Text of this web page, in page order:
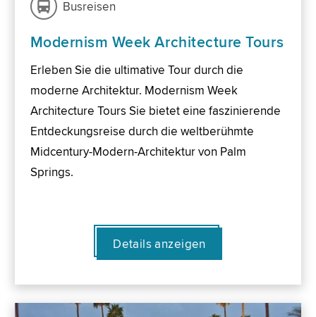
Busreisen
Modernism Week Architecture Tours
Erleben Sie die ultimative Tour durch die
moderne Architektur. Modernism Week
Architecture Tours Sie bietet eine faszinierende
Entdeckungsreise durch die weltberühmte
Midcentury-Modern-Architektur von Palm
Springs.
Details anzeigen